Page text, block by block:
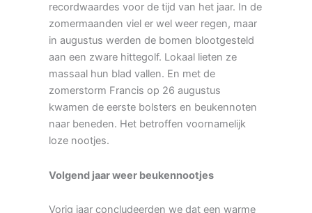
recordwaardes voor de tijd van het jaar. In de
zomermaanden viel er wel weer regen, maar
in augustus werden de bomen blootgesteld
aan een zware hittegolf. Lokaal lieten ze
massaal hun blad vallen. En met de
zomerstorm Francis op 26 augustus
kwamen de eerste bolsters en beukennoten
naar beneden. Het betroffen voornamelijk
loze nootjes.
Volgend jaar weer beukennootjes
Vorig jaar concludeerden we dat een warme